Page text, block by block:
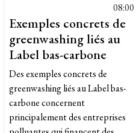
08:00
Exemples concrets de
greenwashing liés au
Label bas-carbone
Des exemples concrets de
greenwashing liés au Label bas-
carbone concernent
principalement des entreprises